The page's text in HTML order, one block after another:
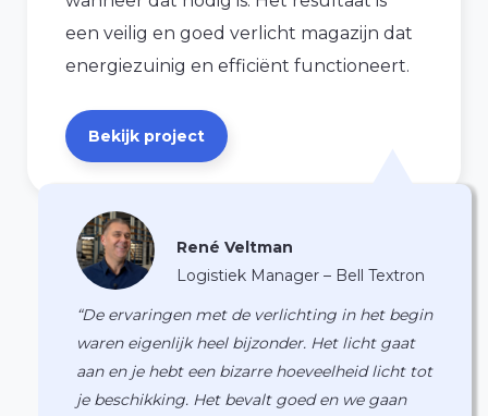
een veilig en goed verlicht magazijn dat
energiezuinig en efficiënt functioneert.
Bekijk project
René Veltman
Logistiek Manager – Bell Textron
“De ervaringen met de verlichting in het begin
waren eigenlijk heel bijzonder. Het licht gaat
aan en je hebt een bizarre hoeveelheid licht tot
je beschikking. Het bevalt goed en we gaan